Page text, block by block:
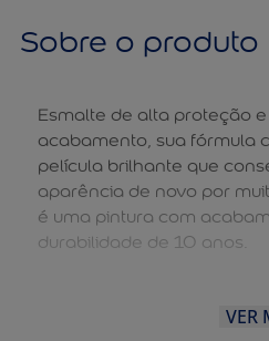
Sobre o produto
Esmalte de alta proteção
acabamento, sua fórmula
película brilhante que
aparência de novo por
é uma pintura com
durabilidade de 10 anos.
VER